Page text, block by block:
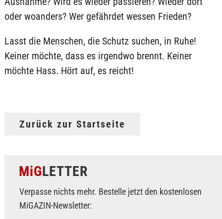
oder woanders? Wer gefährdet wessen Frieden?
Lasst die Menschen, die Schutz suchen, in Ruhe!
Keiner möchte, dass es irgendwo brennt. Keiner
möchte Hass. Hört auf, es reicht!
Zurück zur Startseite
MiGLETTER
Verpasse nichts mehr. Bestelle jetzt den kostenlosen
MiGAZIN-Newsletter: